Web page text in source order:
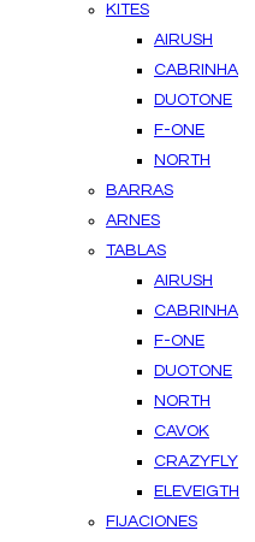
KITES
AIRUSH
CABRINHA
DUOTONE
F-ONE
NORTH
BARRAS
ARNES
TABLAS
AIRUSH
CABRINHA
F-ONE
DUOTONE
NORTH
CAVOK
CRAZYFLY
ELEVEIGTH
FIJACIONES